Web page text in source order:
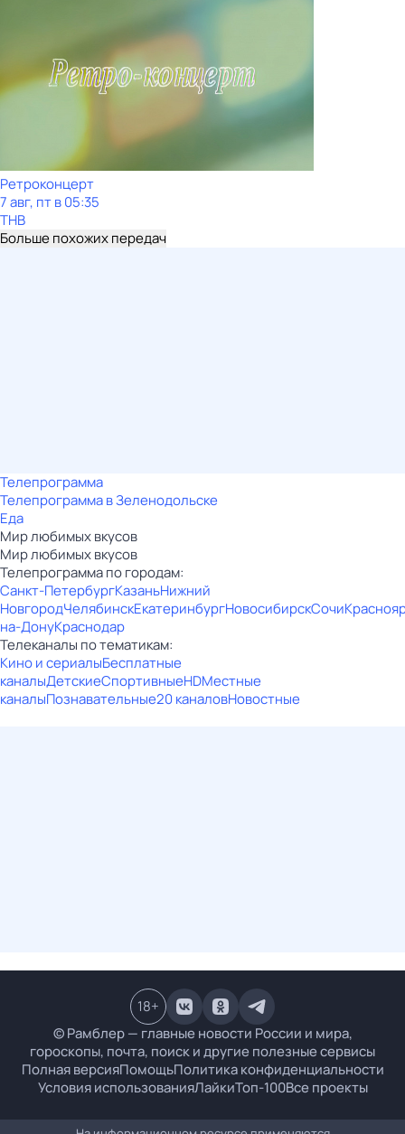
Ретроконцерт
7 авг, пт в 05:35
ТНВ
Больше похожих передач
Телепрограмма
Телепрограмма в Зеленодольске
Еда
Мир любимых вкусов
Мир любимых вкусов
Телепрограмма по городам:
Санкт-ПетербургКазаньНижний
НовгородЧелябинскЕкатеринбургНовосибирскСочи
на-ДонуКраснодар
Телеканалы по тематикам:
Кино и сериалыБесплатные
каналыДетскиеСпортивныеHDМестные
каналыПознавательные20 каналовНовостные
© Рамблер — главные новости России и мира,
гороскопы, почта, поиск и другие полезные сервисы
Полная версияПомощьПолитика конфиденциальности
Условия использованияЛайкиТоп-100Все проекты
18+